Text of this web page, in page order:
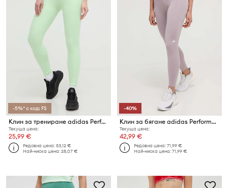
-5%* с код: FS
Клин за трениране adidas Performance Techfit
Текуща цена:
25,99 €
Редовна цена:53,12 €
Най-ниска цена:28,07 €
-40%
Клин за бягане adidas Performance Daily Run
Текуща цена:
42,99 €
Редовна цена:71,99 €
Най-ниска цена:71,99 €